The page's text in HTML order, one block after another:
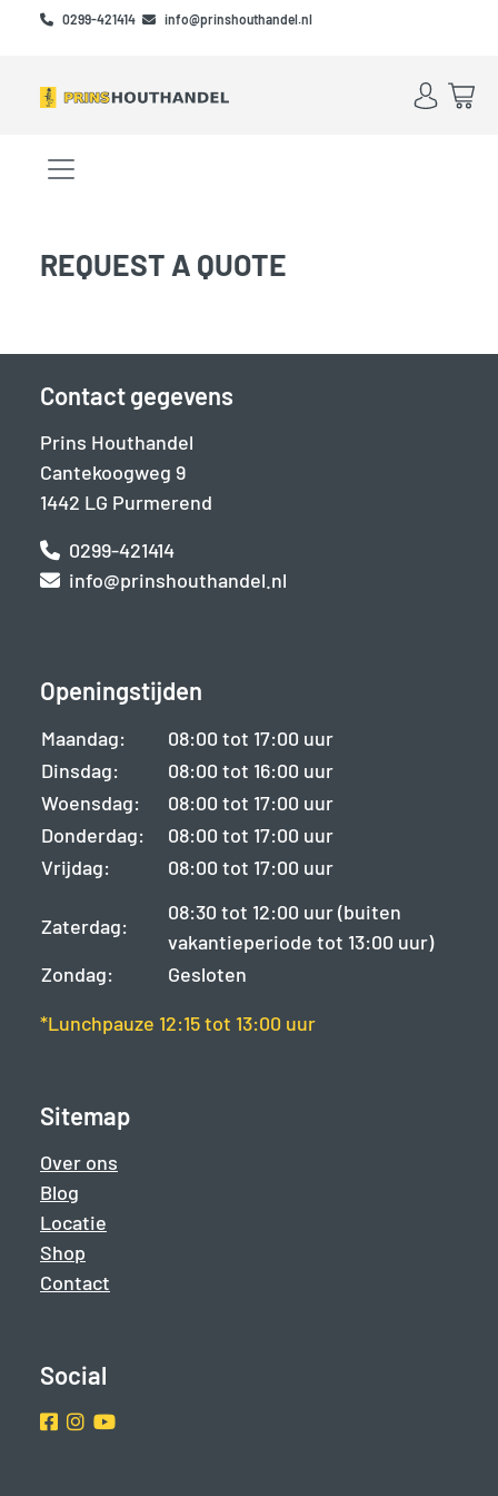
Skip to main content
Skip to footer
0299-421414 info@prinshouthandel.nl
Account
Menu openen/sluiten
REQUEST A QUOTE
Contact gegevens
Prins Houthandel
Cantekoogweg 9
1442 LG Purmerend
0299-421414
info@prinshouthandel.nl
Openingstijden
Maandag:
08:00 tot 17:00 uur
Dinsdag:
08:00 tot 16:00 uur
Woensdag:
08:00 tot 17:00 uur
Donderdag:
08:00 tot 17:00 uur
Vrijdag:
08:00 tot 17:00 uur
Zaterdag:
08:30 tot 12:00 uur (buiten
vakantieperiode tot 13:00 uur)
Zondag:
Gesloten
*Lunchpauze 12:15 tot 13:00 uur
Sitemap
Over ons
Blog
Locatie
Shop
Contact
Social
Facebook
Instragram
Youtube